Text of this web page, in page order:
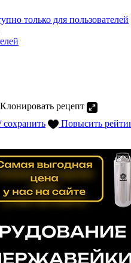
только для пользователей
Клонировать рецепт
сохранить Повысить